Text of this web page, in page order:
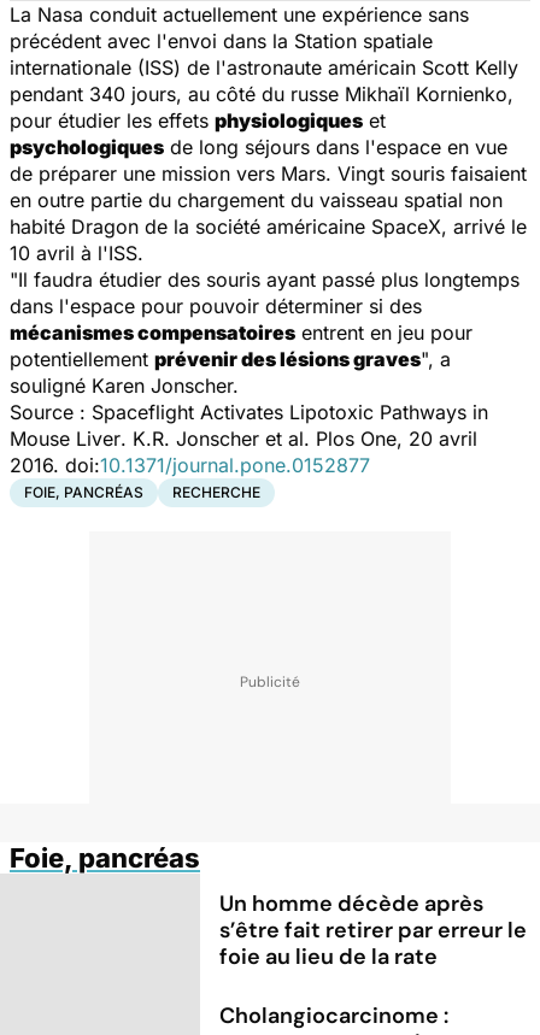
La Nasa conduit actuellement une expérience sans
précédent avec l'envoi dans la Station spatiale
internationale (ISS) de l'astronaute américain Scott Kelly
pendant 340 jours, au côté du russe Mikhaïl Kornienko,
pour étudier les effets physiologiques et
psychologiques de long séjours dans l'espace en vue
de préparer une mission vers Mars. Vingt souris faisaient
en outre partie du chargement du vaisseau spatial non
habité Dragon de la société américaine SpaceX, arrivé le
10 avril à l'ISS.
"Il faudra étudier des souris ayant passé plus longtemps
dans l'espace pour pouvoir déterminer si des
mécanismes compensatoires entrent en jeu pour
potentiellement prévenir des lésions graves", a
souligné Karen Jonscher.
Source : Spaceflight Activates Lipotoxic Pathways in
Mouse Liver. K.R. Jonscher et al. Plos One, 20 avril
2016. doi:10.1371/journal.pone.0152877
FOIE, PANCRÉAS RECHERCHE
Foie, pancréas
Un homme décède après
s’être fait retirer par erreur le
foie au lieu de la rate
Cholangiocarcinome :